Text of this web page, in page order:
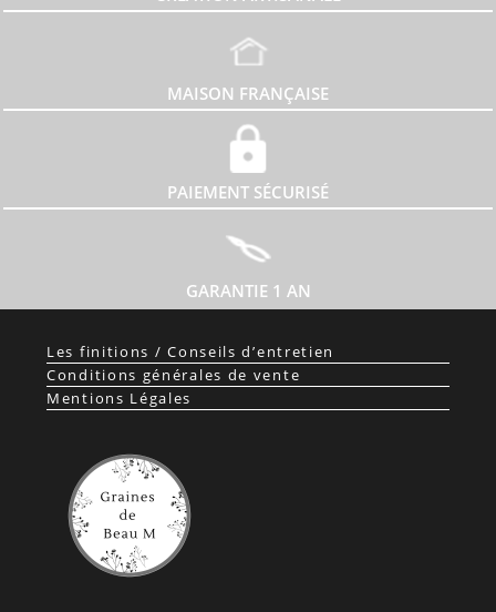
MAISON FRANÇAISE
PAIEMENT SÉCURISÉ
GARANTIE 1 AN
Les finitions / Conseils d’entretien
Conditions générales de vente
Mentions Légales